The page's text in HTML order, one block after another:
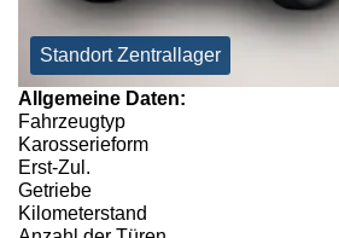
Standort Zentrallager
Allgemeine Daten:
Fahrzeugtyp
Karosserieform
Erst-Zul.
Getriebe
Kilometerstand